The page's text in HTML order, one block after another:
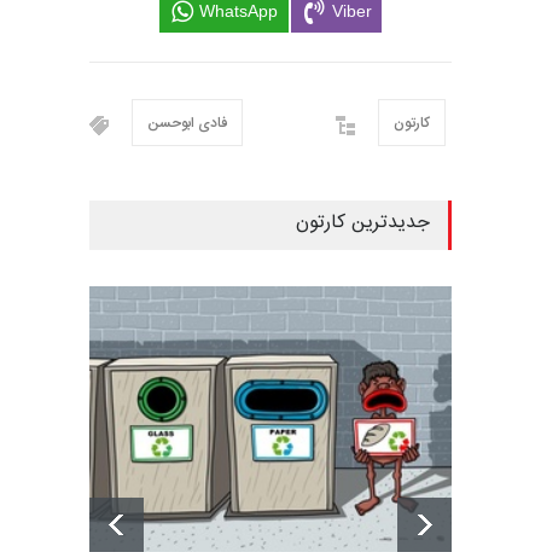
WhatsApp Viber
فادی ابوحسن کارتون
جدیدترین کارتون